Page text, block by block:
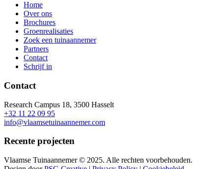
Home
Over ons
Brochures
Groenrealisaties
Zoek een tuinaannemer
Partners
Contact
Schrijf in
Contact
Research Campus 18, 3500 Hasselt
+32 11 22 09 95
info@vlaamsetuinaannemer.com
Recente projecten
Vlaamse Tuinaannemer © 2025. Alle rechten voorbehouden.